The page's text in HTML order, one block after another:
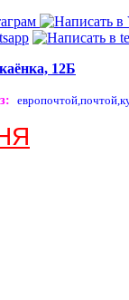
12Б
: европочтой,почтой,